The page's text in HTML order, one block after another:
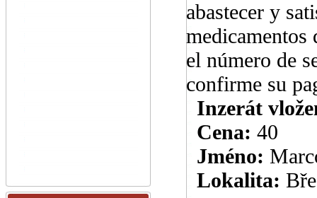
abastecer y
medicamentos
el número de
confirme su
Inzerát
Cena: 40
Jméno:
Lokalita: